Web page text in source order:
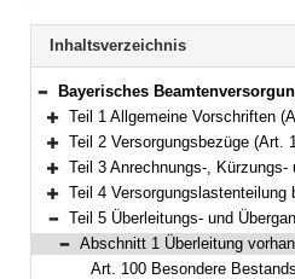
BAYERN.RECHT
letzten
Suche
Navigation
Inhaltsverzeichnis
Bereich reduzieren
Bayerisches Beamtenversorgungsgesetz (BayBeamtVG) Vom 5.
Bereich erweitern
Teil 1 Allgemeine Vorschriften
Bereich erweitern
Teil 2 Versorgungsbezüge (Art.
Bereich erweitern
Teil 3 Anrechnungs-, Kürzungs-
Bereich erweitern
Teil 4 Versorgungslastenteilung bei
Bereich reduzieren
Teil 5 Überleitungs- und
Bereich reduzieren
Abschnitt 1 Überleitung vorhandener
Art. 100 Besondere